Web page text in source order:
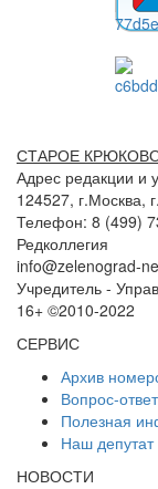
СТАРОЕ
Адрес редакции и
124527, г.Москва,
Телефон: 8 (499)
Редколлегия
info@zelenograd-
Учредитель -
16+ ©2010-2022
СЕРВИС
Архив
Вопрос-ответ
Полезная
Наш депутат
НОВОСТИ